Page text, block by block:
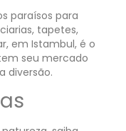
paraísos para
tapetes,
em Istambul, é o
seu mercado
diversão.